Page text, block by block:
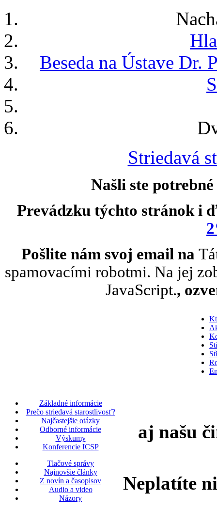
Beseda na Ústave Dr.
Striedavá
Našli ste
Prevádzku týchto stránok i
Pošlite nám svoj email na
spamovacími robotmi. Na jej
JavaScript.,
Základné informácie
Prečo striedavá starostlivosť?
Najčastejšie otázky
Odborné informácie
Výskumy
Konferencie ICSP
Tlačové správy
Najnovšie články
Z novín a časopisov
Audio a video
Názory
aj našu
Neplatíte